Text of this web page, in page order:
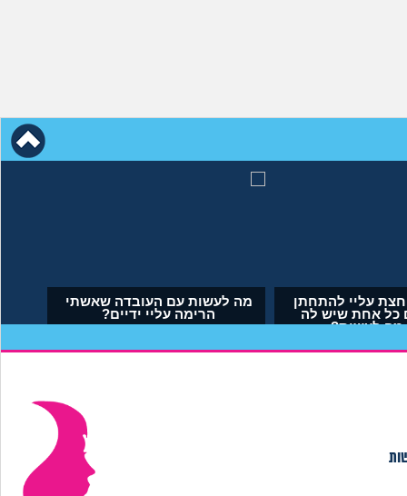
כי לא הבאתי
איך
אמא שלי לוחצת עליי להתחתן
בשידוך עם כל אחת שיש לה
דופק, מה לעשות?